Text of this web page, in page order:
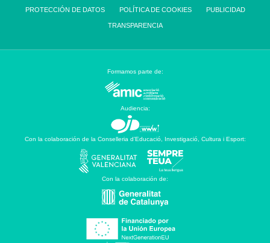
PROTECCIÓN DE DATOS POLÍTICA DE COOKIES PUBLICIDAD
TRANSPARENCIA
Formamos parte de:
Audiencia:
Con la colaboración de la Conselleria d’Educació, Investigació, Cultura i Esport:
Con la colaboración de: